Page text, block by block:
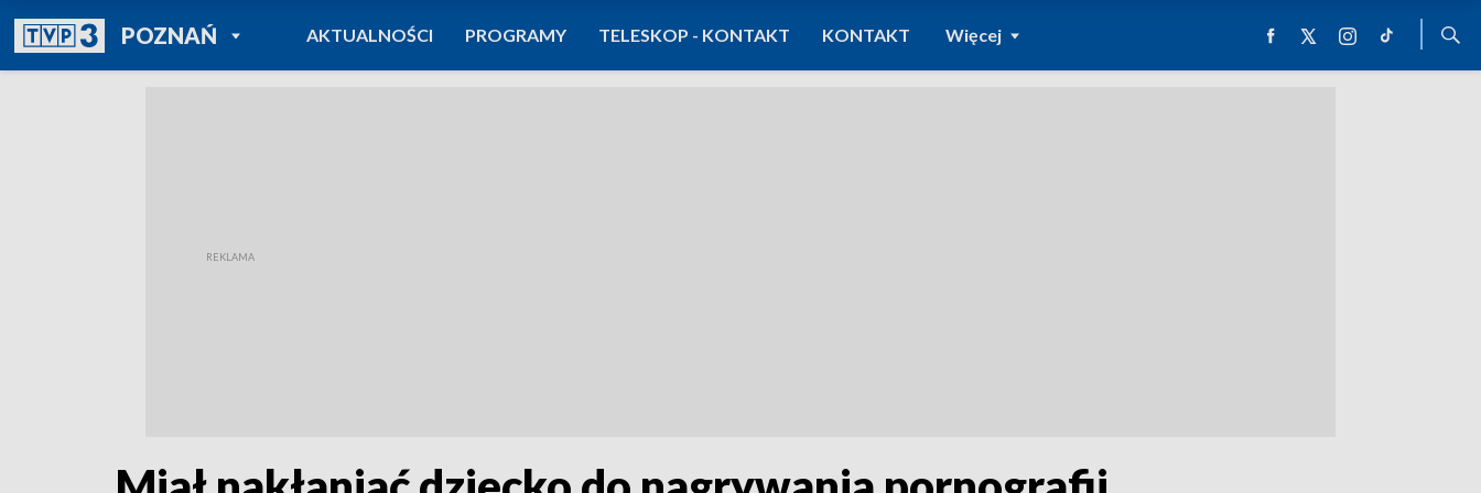
POZNAŃPOWRÓT DO
TVP REGIONY
AKTUALNOŚCI PROGRAMY TELESKOP - KONTAKT KONTAKT Więcej